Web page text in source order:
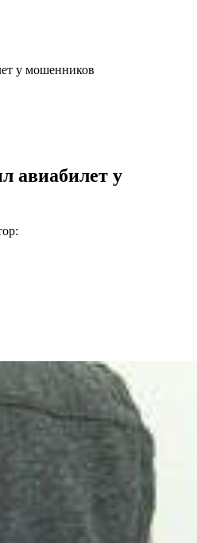
у мошенников
авиабилет у